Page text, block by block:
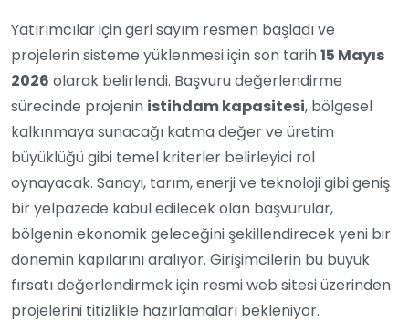
Yatırımcılar için geri sayım resmen başladı ve
projelerin sisteme yüklenmesi için son tarih15 Mayıs
2026 olarak belirlendi. Başvuru değerlendirme
sürecinde projenin istihdam kapasitesi, bölgesel
kalkınmaya sunacağı katma değer ve üretim
büyüklüğü gibi temel kriterler belirleyici rol
oynayacak. Sanayi, tarım, enerji ve teknoloji gibi geniş
bir yelpazede kabul edilecek olan başvurular,
bölgenin ekonomik geleceğini şekillendirecek yeni bir
dönemin kapılarını aralıyor. Girişimcilerin bu büyük
fırsatı değerlendirmek için resmi web sitesi üzerinden
projelerini titizlikle hazırlamaları bekleniyor.